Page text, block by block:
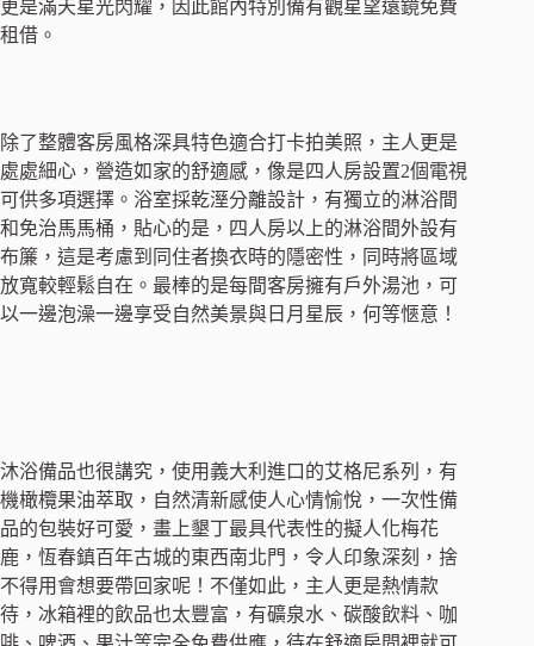
更是滿天星光閃耀，因此館內特別備有觀星望遠鏡免費
租借。
除了整體客房風格深具特色適合打卡拍美照，主人更是
處處細心，營造如家的舒適感，像是四人房設置2個電視
可供多項選擇。浴室採乾溼分離設計，有獨立的淋浴間
和免治馬馬桶，貼心的是，四人房以上的淋浴間外設有
布簾，這是考慮到同住者換衣時的隱密性，同時將區域
放寬較輕鬆自在。最棒的是每間客房擁有戶外湯池，可
以一邊泡澡一邊享受自然美景與日月星辰，何等愜意！
沐浴備品也很講究，使用義大利進口的艾格尼系列，有
機橄欖果油萃取，自然清新感使人心情愉悅，一次性備
品的包裝好可愛，畫上墾丁最具代表性的擬人化梅花
鹿，恆春鎮百年古城的東西南北門，令人印象深刻，捨
不得用會想要帶回家呢！不僅如此，主人更是熱情款
待，冰箱裡的飲品也太豐富，有礦泉水、碳酸飲料、咖